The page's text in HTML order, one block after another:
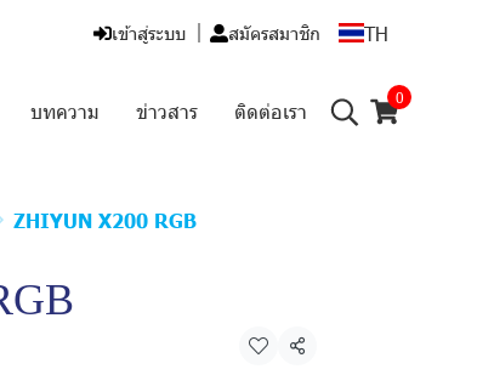
เข้าสู่ระบบ สมัครสมาชิก TH
บทความ ข่าวสาร ติดต่อเรา
0
ZHIYUN X200 RGB
แชร์